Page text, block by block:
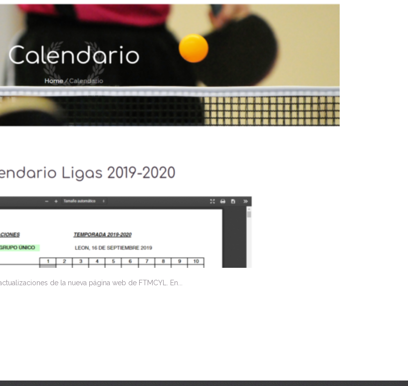
de la nueva página web de FTMCYL. En...